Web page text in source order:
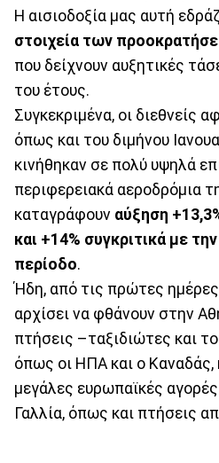
Η αισιοδοξία μας αυτή
στοιχεία των
που δείχνουν αυξητικές
του έτους.
Συγκεκριμένα, οι διεθνείς
όπως και του διμήνου
κινήθηκαν σε πολύ υψηλά
περιφερειακά αεροδρόμια
καταγράφουν αύξηση
και +14% συγκριτικά με
περίοδο.
Ήδη, από τις πρώτες
αρχίσει να φθάνουν στην
πτήσεις –ταξιδιώτες και
όπως οι ΗΠΑ και ο Καναδάς,
μεγάλες ευρωπαϊκές
Γαλλία, όπως και πτήσεις